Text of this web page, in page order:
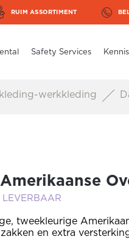
RUIM ASSORTIMENT
Safety Services
werkkleding
LEVERBAAR
tweekleurige
en extra